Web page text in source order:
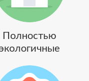
Полностью